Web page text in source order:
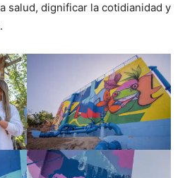
salud, dignificar la cotidianidad y